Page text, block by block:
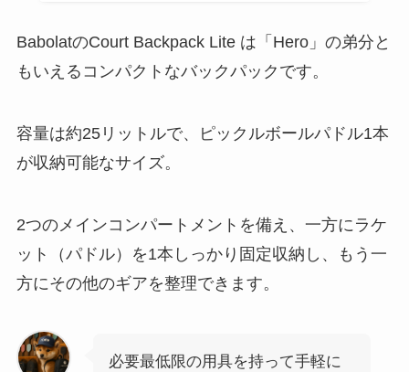
BabolatのCourt Backpack Lite は「Hero」の弟分と
もいえるコンパクトなバックパックです。
容量は約25リットルで、ピックルボールパドル1本
が収納可能なサイズ。
2つのメインコンパートメントを備え、一方にラケ
ット（パドル）を1本しっかり固定収納し、もう一
方にその他のギアを整理できます。
必要最低限の用具を持って手軽に